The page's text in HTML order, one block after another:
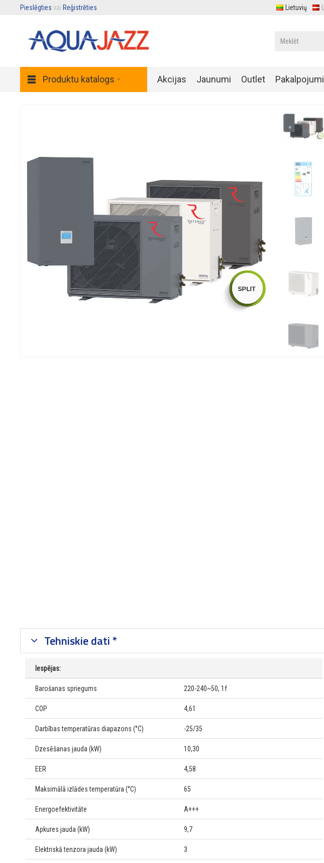
Pieslēgties vai Reģistrēties Lietuvių
Produktu katalogs Akcijas Jaunumi Outlet Pakalpojumi
Tehniskie dati *
Iespējas:
Barošanas spriegums 220-240~50, 1f
COP 4,61
Darbības temperatūras diapazons (°C) -25/35
Dzesēšanas jauda (kW) 10,30
EER 4,58
Maksimālā izlādes temperatūra (°C) 65
Energoefektivitāte A+++
Apkures jauda (kW) 9,7
Elektriskā tenzora jauda (kW) 3